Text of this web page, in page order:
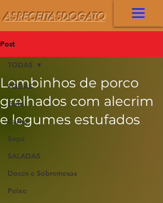
ASRECEITASDOGATO
Post
TODAS
Gato
Carne
Sopa
SALADAS
Doces e Sobremesas
Peixe
TODAS
Lombinhos de porco
grelhados com alecrim
e legumes estufados